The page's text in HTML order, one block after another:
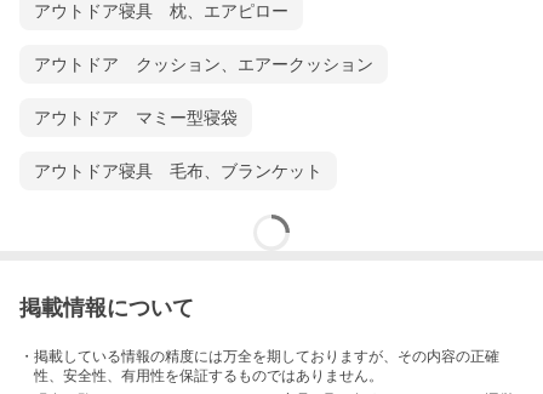
アウトドア寝具 枕、エアピロー
アウトドア クッション、エアークッション
アウトドア マミー型寝袋
アウトドア寝具 毛布、ブランケット
掲載情報について
・掲載している情報の精度には万全を期しておりますが、その内容の正確
性、安全性、有用性を保証するものではありません。